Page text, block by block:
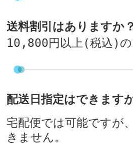
送料割引はありますか
10,800円以上(税込)の
配送日指定はできます
宅配便では可能ですが
きません。